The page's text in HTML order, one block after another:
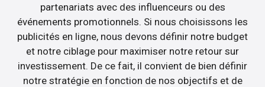
partenariats avec des influenceurs ou des
événements promotionnels. Si nous choisissons les
publicités en ligne, nous devons définir notre budget
et notre ciblage pour maximiser notre retour sur
investissement. De ce fait, il convient de bien définir
notre stratégie en fonction de nos objectifs et de